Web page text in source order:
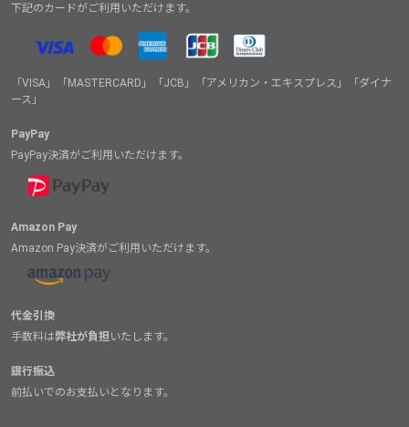
下記のカードがご利用いただけます。
「VISA」「MASTERCARD」「JCB」「アメリカン・エキスプレス」「ダイナ
ース」
PayPay
PayPay決済がご利用いただけます。
Amazon Pay
Amazon Pay決済がご利用いただけます。
代金引換
手数料は弊社が負担 いたします。
銀行振込
前払いでのお支払いとなります。